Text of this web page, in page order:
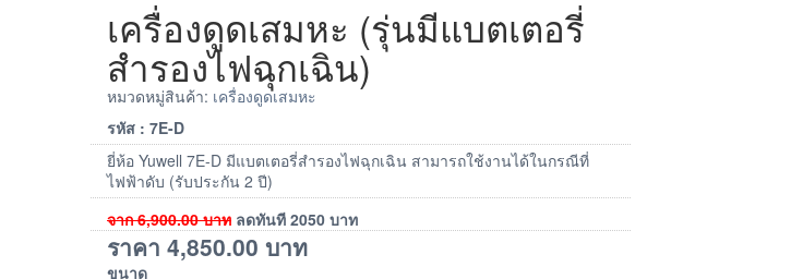
เครื่องดูดเสมหะ (รุ่นมีแบตเตอรี่
สำรองไฟฉุกเฉิน)
หมวดหมู่สินค้า: เครื่องดูดเสมหะ
รหัส : 7E-D
ยี่ห้อ Yuwell 7E-D มีแบตเตอรี่สำรองไฟฉุกเฉิน สามารถใช้งานได้ในกรณีที่
ไฟฟ้าดับ (รับประกัน 2 ปี)
จาก6,900.00บาท ลดทันที 2050 บาท
ราคา 4,850.00 บาท
ขนาด